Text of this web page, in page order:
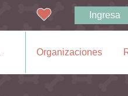
Ingresa
Organizaciones